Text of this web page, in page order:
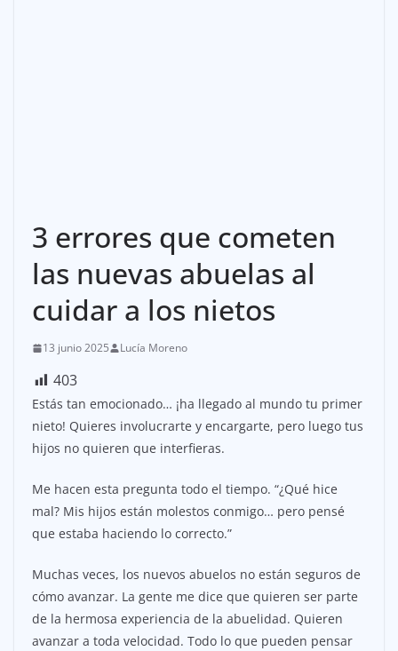
3 errores que cometen
las nuevas abuelas al
cuidar a los nietos
13 junio 2025 Lucía Moreno
403
Estás tan emocionado… ¡ha llegado al mundo tu primer
nieto! Quieres involucrarte y encargarte, pero luego tus
hijos no quieren que interfieras.
Me hacen esta pregunta todo el tiempo. “¿Qué hice
mal? Mis hijos están molestos conmigo… pero pensé
que estaba haciendo lo correcto.”
Muchas veces, los nuevos abuelos no están seguros de
cómo avanzar. La gente me dice que quieren ser parte
de la hermosa experiencia de la abuelidad. Quieren
avanzar a toda velocidad. Todo lo que pueden pensar